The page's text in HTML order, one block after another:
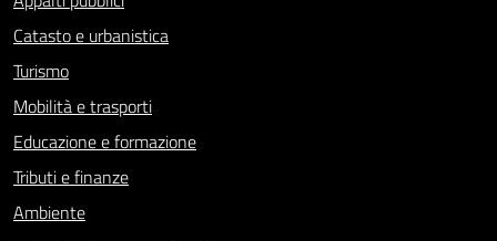
Catasto e urbanistica
Turismo
Mobilità e trasporti
Educazione e formazione
Tributi e finanze
Ambiente